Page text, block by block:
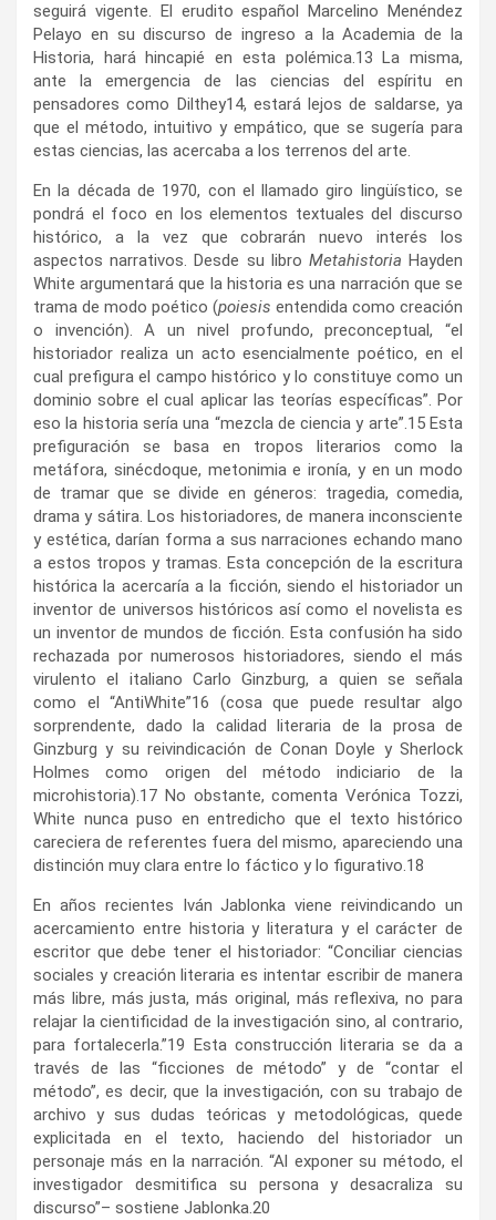
seguirá vigente. El erudito español Marcelino Menéndez
Pelayo en su discurso de ingreso a la Academia de la
Historia, hará hincapié en esta polémica.13 La misma,
ante la emergencia de las ciencias del espíritu en
pensadores como Dilthey14, estará lejos de saldarse, ya
que el método, intuitivo y empático, que se sugería para
estas ciencias, las acercaba a los terrenos del arte.
En la década de 1970, con el llamado giro lingüístico, se
pondrá el foco en los elementos textuales del discurso
histórico, a la vez que cobrarán nuevo interés los
aspectos narrativos. Desde su libro Metahistoria Hayden
White argumentará que la historia es una narración que se
trama de modo poético (poiesis entendida como creación
o invención). A un nivel profundo, preconceptual, “el
historiador realiza un acto esencialmente poético, en el
cual prefigura el campo histórico y lo constituye como un
dominio sobre el cual aplicar las teorías específicas”. Por
eso la historia sería una “mezcla de ciencia y arte”.15Esta
prefiguración se basa en tropos literarios como la
metáfora, sinécdoque, metonimia e ironía, y en un modo
de tramar que se divide en géneros: tragedia, comedia,
drama y sátira. Los historiadores, de manera inconsciente
y estética, darían forma a sus narraciones echando mano
a estos tropos y tramas. Esta concepción de la escritura
histórica la acercaría a la ficción, siendo el historiador un
inventor de universos históricos así como el novelista es
un inventor de mundos de ficción. Esta confusión ha sido
rechazada por numerosos historiadores, siendo el más
virulento el italiano Carlo Ginzburg, a quien se señala
como el “AntiWhite”16 (cosa que puede resultar algo
sorprendente, dado la calidad literaria de la prosa de
Ginzburg y su reivindicación de Conan Doyle y Sherlock
Holmes como origen del método indiciario de la
microhistoria).17 No obstante, comenta Verónica Tozzi,
White nunca puso en entredicho que el texto histórico
careciera de referentes fuera del mismo, apareciendo una
distinción muy clara entre lo fáctico y lo figurativo.18
En años recientes Iván Jablonka viene reivindicando un
acercamiento entre historia y literatura y el carácter de
escritor que debe tener el historiador: “Conciliar ciencias
sociales y creación literaria es intentar escribir de manera
más libre, más justa, más original, más reflexiva, no para
relajar la cientificidad de la investigación sino, al contrario,
para fortalecerla.”19 Esta construcción literaria se da a
través de las “ficciones de método” y de “contar el
método”, es decir, que la investigación, con su trabajo de
archivo y sus dudas teóricas y metodológicas, quede
explicitada en el texto, haciendo del historiador un
personaje más en la narración. “Al exponer su método, el
investigador desmitifica su persona y desacraliza su
discurso”– sostiene Jablonka.20